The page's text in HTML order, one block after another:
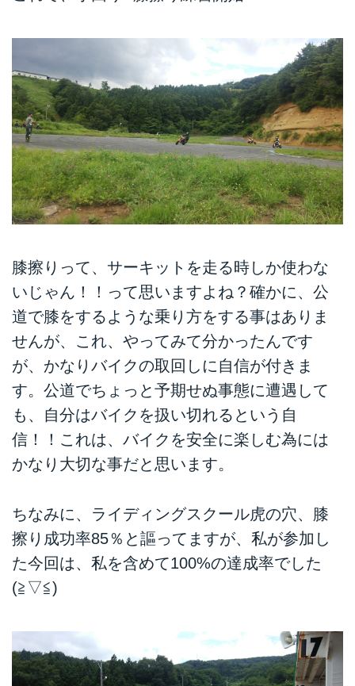
膝擦りって、サーキットを走る時しか使わな
いじゃん！！って思いますよね？確かに、公
道で膝をするような乗り方をする事はありま
せんが、これ、やってみて分かったんです
が、かなりバイクの取回しに自信が付きま
す。公道でちょっと予期せぬ事態に遭遇して
も、自分はバイクを扱い切れるという自
信！！これは、バイクを安全に楽しむ為には
かなり大切な事だと思います。
ちなみに、ライディングスクール虎の穴、膝
擦り成功率85％と謳ってますが、私が参加し
た今回は、私を含めて100%の達成率でした
(≧▽≦)